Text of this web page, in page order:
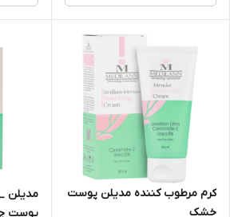
کرم مرطوب کننده مدیلن پوست
خشک
مدیلن
پوست